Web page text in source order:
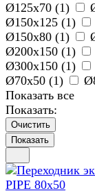
Ø125х70 (1)
Ø150х125 (1)
Ø150х80 (1)
Ø200х150 (1)
Ø300х150 (1)
Ø70х50 (1)
Показать все
Показать:
Очистить